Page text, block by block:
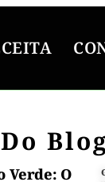
Verde: O